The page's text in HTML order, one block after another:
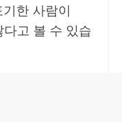
한 사람이
다고 볼 수 있습